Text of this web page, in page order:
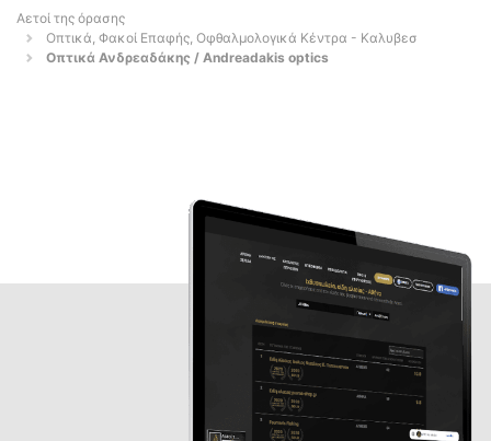
Αετοί της όρασης
Οπτικά, Φακοί Επαφής, Οφθαλμολογικά Κέντρα - Καλυβεσ
Οπτικά Ανδρεαδάκης / Andreadakis optics